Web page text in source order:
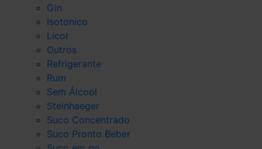
Gin
Isotonico
Licor
Outros
Refrigerante
Rum
Sem Álcool
Steinhaeger
Suco Concentrado
Suco Pronto Beber